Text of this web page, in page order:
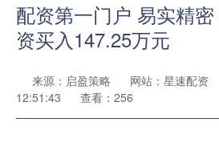
配资第一门户 易实精
资买入147.25万元
来源：启盈策略 网站：星速配资
12:51:43
查看：256